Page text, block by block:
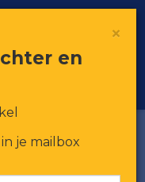
Toggle
×
en
je mailbox